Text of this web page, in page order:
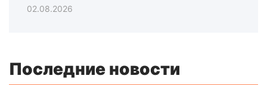
02.08.2026
Последние новости